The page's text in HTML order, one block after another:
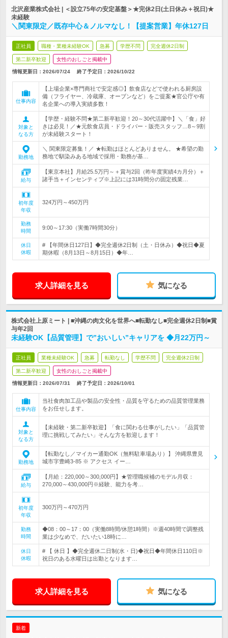
北沢産業株式会社 | ＜設立75年の安定基盤＞★完休2日(土日休み＋祝日)★
未経験
＼関東限定／既存中心＆ノルマなし！【提案営業】年休127日
正社員 職種・業種未経験OK 急募 学歴不問 完全週休2日制
第二新卒歓迎 女性のおしごと掲載中
情報更新日：2026/07/24 終了予定日： 2026/10/22
仕事内容
【上場企業×専門商社で安定感◎】飲食店などで使われる厨房設
備（フライヤー、冷蔵庫、オーブンなど）をご提案★官公庁や有
名企業への導入実績多数！
対象と
なる方
【学歴・経験不問★第二新卒歓迎！20～30代活躍中】＼「食」好
きは必見！／★元飲食店員・ドライバー・販売スタッフ…8～9割
が未経験スタート！
勤務地
＼ 関東限定募集！／ ★転勤はほとんどありません。 ★希望の勤
務地で馴染みある地域で採用・勤務が基…
給与
【東京本社】月給25.5万円～＋賞与2回（昨年度実績4カ月分）＋
諸手当＋インセンティブ※上記には31時間分の固定残業…
初年度
年収
324万円～450万円
勤務
時間
9:00～17:30（実働7時間30分）
休日
休暇
# 【年間休日127日】◆完全週休2日制（土・日休み）◆祝日◆夏
期休暇（8月13日～8月15日）◆年…
求人詳細を見る 気になる
株式会社上原ミート | ■沖縄の肉文化を世界へ■転勤なし■完全週休2日制■賞
与年2回
未経験OK【品質管理】で”おいしい”キャリアを ◆月22万円～
正社員 業種未経験OK 急募 転勤なし 学歴不問 完全週休2日制
第二新卒歓迎 女性のおしごと掲載中
情報更新日：2026/07/31 終了予定日： 2026/10/01
仕事内容
当社食肉加工品や製品の安全性・品質を守るための品質管理業務
をお任せします。
対象と
なる方
【未経験・第二新卒歓迎】「食に関わる仕事がしたい」「品質管
理に挑戦してみたい」そんな方を歓迎します！
勤務地
【転勤なし／マイカー通勤OK（無料駐車場あり）】 沖縄県豊見
城市字豊崎3-85 ※ アクセス イー…
給与
【月給：220,000～300,000円】★管理職候補のモデル月収：
270,000～430,000円※経験、能力を考…
初年度
年収
300万円～470万円
勤務
時間
◆08：00～17：00（実働8時間/休憩1時間）※週40時間で調整残
業は少なめで、だいたい18時に…
休日
休暇
# 【 休日 】◆完全週休二日制(水・日)◆祝日◆年間休日110日※
祝日のある水曜日は出勤となります…
求人詳細を見る 気になる
新着